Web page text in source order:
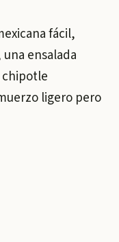
fácil,
ensalada
ligero pero